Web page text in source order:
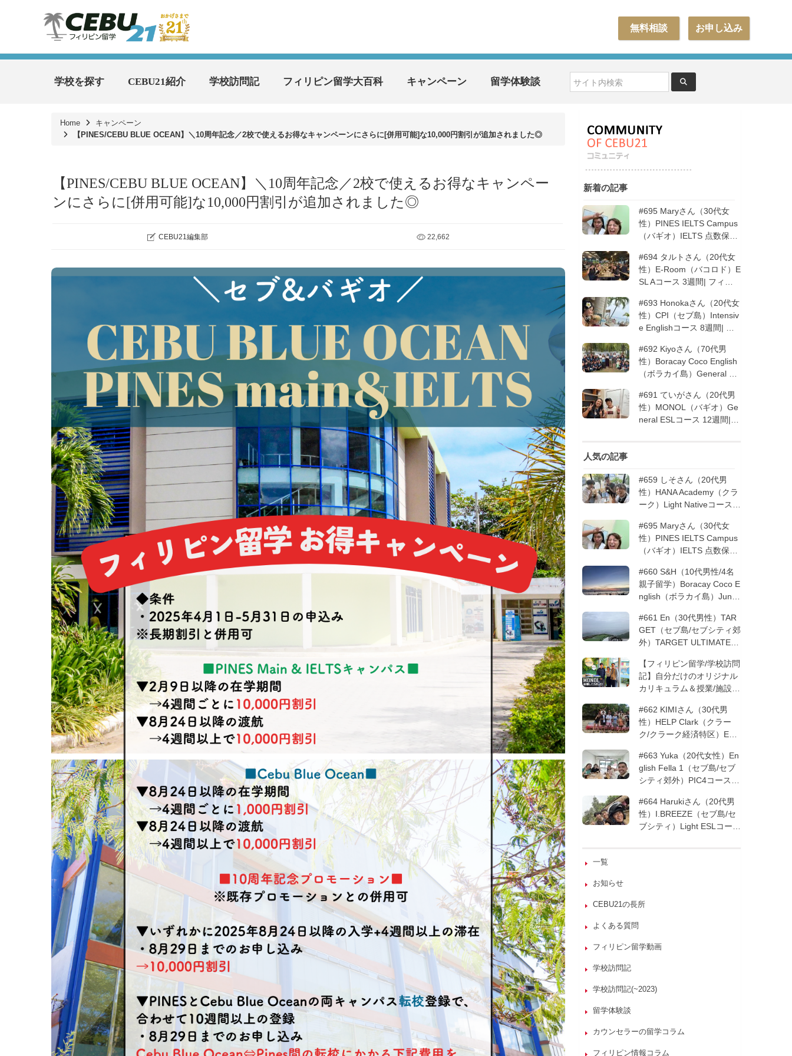
お申し込み
無料相談
学校を探す CEBU21紹介 学校訪問記 フィリピン留学大百科 キャンペーン 留学体験談
Home
キャンペーン
【PINES/CEBU BLUE OCEAN】＼10周年記念／2校で使えるお得なキャンペーンにさらに[併用可能]な10,000円割引が追加されました◎
【PINES/CEBU BLUE OCEAN】＼10周年記念／2校で使えるお得なキャンペー
ンにさらに[併用可能]な10,000円割引が追加されました◎
CEBU21編集部 22,662
新着の記事
#695 Maryさん（30代女
性）PINES IELTS Campus
（バギオ）IELTS 点数保証
#694 タルトさん（20代女
性）E-Room（バコロド）E
SL Aコース 3週間| フィリ
#693 Honokaさん（20代女
性）CPI（セブ島）Intensiv
e Englishコース 8週間| フ
#692 Kiyoさん（70代男
性）Boracay Coco English
（ボラカイ島）General En
ピン留学5回目リピータ
ー）| フィリピン留学
#691 ていがさん（20代男
性）MONOL（バギオ）Ge
neral ESLコース 12週間|
人気の記事
#659 しそさん（20代男
性）HANA Academy（クラ
ーク）Light Nativeコース 4
#695 Maryさん（30代女
性）PINES IELTS Campus
（バギオ）IELTS 点数保証
#660 S&H（10代男性/4名
親子留学）Boracay Coco E
nglish（ボラカイ島）Junio
ン留学
#661 En（30代男性）TAR
GET（セブ島/セブシティ郊
外）TARGET ULTIMATE 8
留学
【フィリピン留学/学校訪問
記】自分だけのオリジナル
カリキュラム＆授業/施設の
─MONOLを徹底取材！
#662 KIMIさん（30代男
性）HELP Clark（クラー
ク/クラーク経済特区）ESL
オの他校に転校 | フィリピ
ン留学
#663 Yuka（20代女性）En
glish Fella 1（セブ島/セブ
シティ郊外）PIC4コース 8
#664 Harukiさん（20代男
性）I.BREEZE（セブ島/セ
ブシティ）Light ESLコース
一覧
お知らせ
CEBU21の長所
よくある質問
フィリピン留学動画
学校訪問記
学校訪問記(~2023)
留学体験談
カウンセラーの留学コラム
フィリピン情報コラム